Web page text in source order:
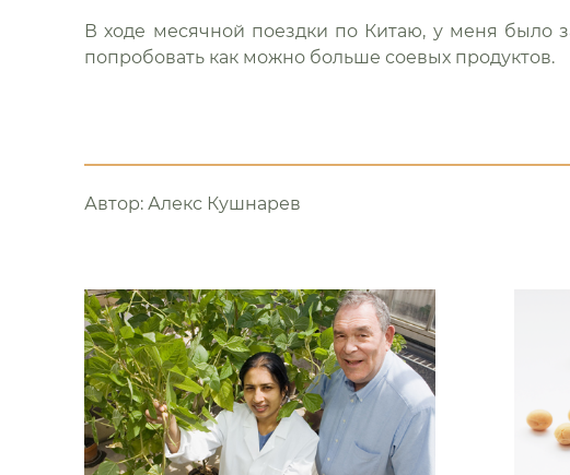
В ходе месячной поездки по Китаю, у меня было
попробовать как можно больше соевых продуктов.
Автор: Алекс Кушнарев